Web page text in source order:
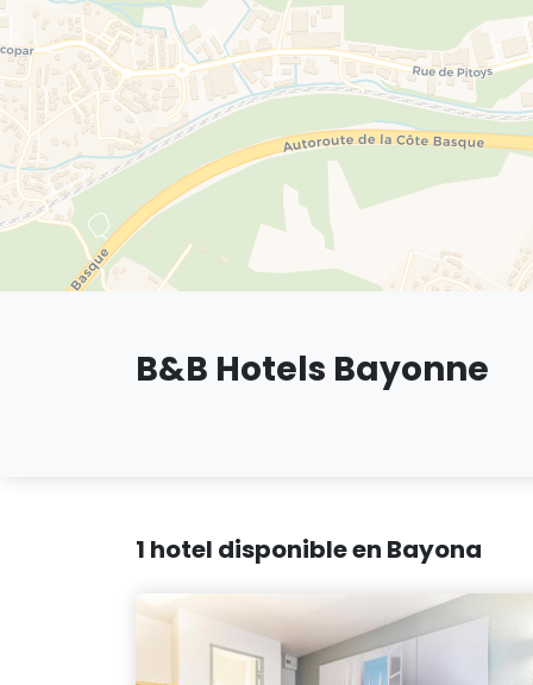
B&B Hotels Bayonne
1 hotel disponible en Bayona